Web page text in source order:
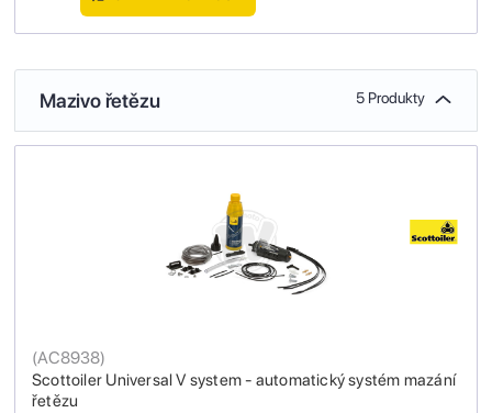
Mazivo řetězu 5 Produkty
Scottoiler Universal V system - automatický systém mazání
řetězu
(AC8938)